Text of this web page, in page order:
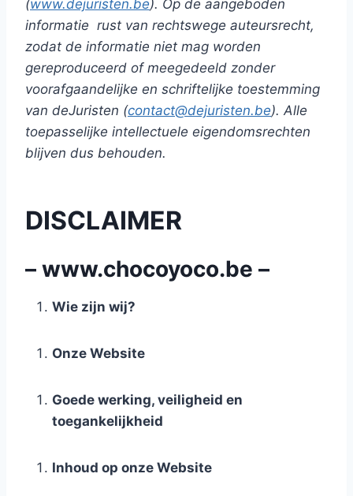
(www.dejuristen.be). Op de aangeboden
informatie rust van rechtswege auteursrecht,
zodat de informatie niet mag worden
gereproduceerd of meegedeeld zonder
voorafgaandelijke en schriftelijke toestemming
van deJuristen (contact@dejuristen.be). Alle
toepasselijke intellectuele eigendomsrechten
blijven dus behouden.
DISCLAIMER
– www.chocoyoco.be –
Wie zijn wij?
Onze Website
Goede werking, veiligheid en
toegankelijkheid
Inhoud op onze Website